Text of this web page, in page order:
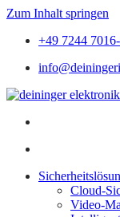
Zum Inhalt springen
+49 7244
Cloud-
Video-